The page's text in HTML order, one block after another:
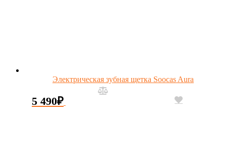
Электрическая зубная щетка Soocas Aura
5 490₽